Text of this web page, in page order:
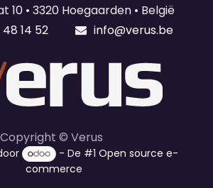
10 • 3320 Hoegaarden • België
14 52
info@verus.be
Copyright © Verus
- De #1Open source e-
commerce